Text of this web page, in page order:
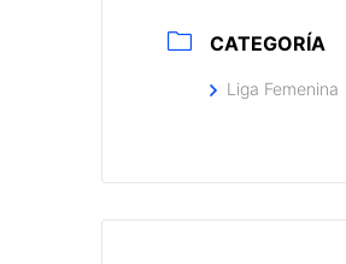
CATEGORÍA
Liga Femenina